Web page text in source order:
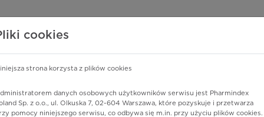
o lekach
PHARMINDEX
Pharmindex
lider wiedzy o lekach
cookies
strona korzysta z plików cookies
danych osobowych użytkowników serwisu jest Pharmindex
Sp. z o.o., ul. Olkuska 7, 02-604 Warszawa, które pozyskuje i przetwarza
pomocy niniejszego serwisu, co odbywa się m.in. przy użyciu plików cookies.